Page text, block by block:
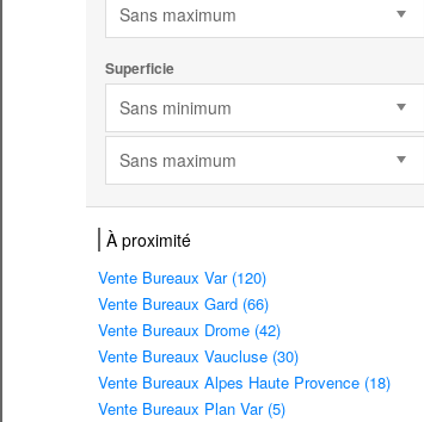
Sans maximum
Superficie
Sans minimum
Sans maximum
À proximité
Vente Bureaux Var (120)
Vente Bureaux Gard (66)
Vente Bureaux Drome (42)
Vente Bureaux Vaucluse (30)
Vente Bureaux Alpes Haute Provence (18)
Vente Bureaux Plan Var (5)